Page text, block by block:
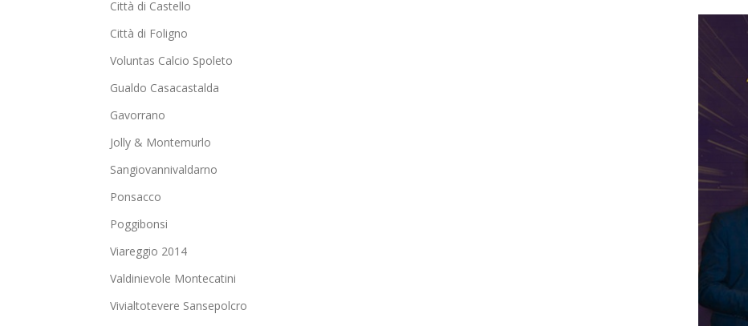
Città di Castello
Città di Foligno
Voluntas Calcio Spoleto
Gualdo Casacastalda
Gavorrano
Jolly & Montemurlo
Sangiovannivaldarno
Ponsacco
Poggibonsi
Viareggio 2014
Valdinievole Montecatini
Vivialtotevere Sansepolcro